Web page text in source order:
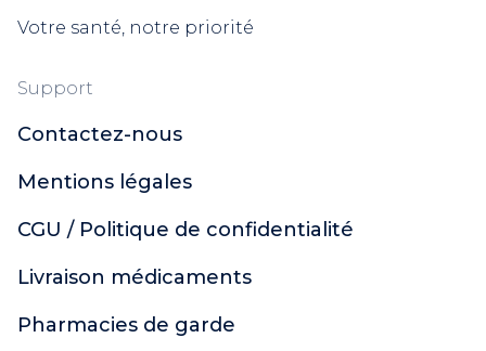
Votre santé, notre priorité
Support
Contactez-nous
Mentions légales
CGU / Politique de confidentialité
Livraison médicaments
Pharmacies de garde